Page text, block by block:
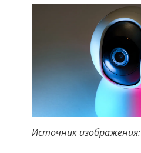
Источник изображения: